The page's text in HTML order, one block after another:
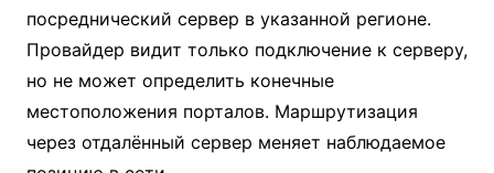
посреднический сервер в указанной регионе.
Провайдер видит только подключение к серверу,
но не может определить конечные
местоположения порталов. Маршрутизация
через отдалённый сервер меняет наблюдаемое